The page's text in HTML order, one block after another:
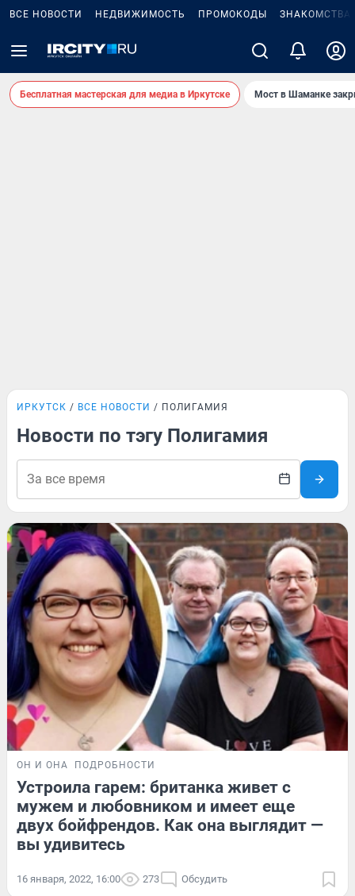
ВСЕ НОВОСТИ НЕДВИЖИМОСТЬ ПРОМОКОДЫ ЗНАКОМСТВА
Бесплатная мастерская для медиа в Иркутске Мост в Шаманке
ИРКУТСК ВСЕ НОВОСТИ ПОЛИГАМИЯ
Новости по тэгу Полигамия
ОН И ОНА ПОДРОБНОСТИ
Устроила гарем: британка живет с
мужем и любовником и имеет еще
двух бойфрендов. Как она выглядит —
вы удивитесь
16 января, 2022, 16:00 273 Обсудить